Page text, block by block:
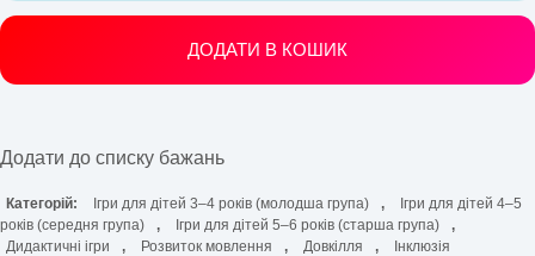
ДОДАТИ В КОШИК
Додати до списку бажань
Категорій: Ігри для дітей 3–4 років (молодша група) ,
Ігри для дітей 4–5
років (середня група)
, Ігри для дітей 5–6 років (старша група)
,
Дидактичні ігри
, Розвиток мовлення , Довкілля , Інклюзія